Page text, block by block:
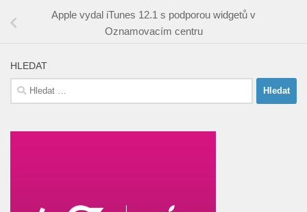
Apple vydal iTunes 12.1 s podporou widgetů v
Oznamovacím centru
HLEDAT
Vyhledávání